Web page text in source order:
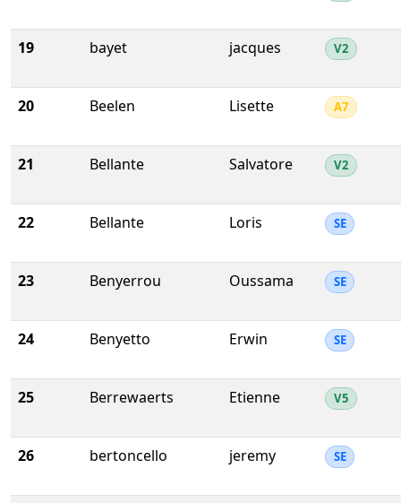
19 bayet jacques V2
20 Beelen Lisette A7
21 Bellante Salvatore V2
22 Bellante Loris SE
23 Benyerrou Oussama SE
24 Benyetto Erwin SE
25 Berrewaerts Etienne V5
26 bertoncello jeremy SE